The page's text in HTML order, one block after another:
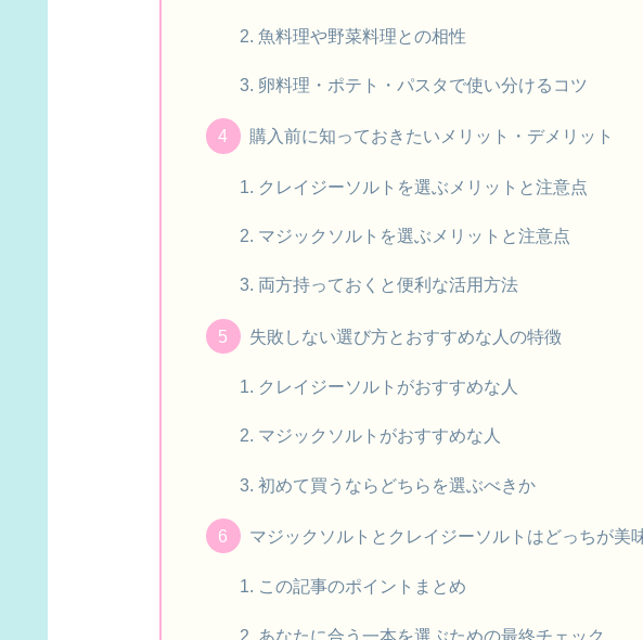
魚料理や野菜料理との相性
卵料理・ポテト・パスタで使い分けるコツ
購入前に知っておきたいメリット・デメリット
クレイジーソルトを選ぶメリットと注意点
マジックソルトを選ぶメリットと注意点
両方持っておくと便利な活用方法
失敗しない選び方とおすすめな人の特徴
クレイジーソルトがおすすめな人
マジックソルトがおすすめな人
初めて買うならどちらを選ぶべきか
マジックソルトとクレイジーソルトはどっちが美
この記事のポイントまとめ
あなたに合う一本を選ぶための最終チェック